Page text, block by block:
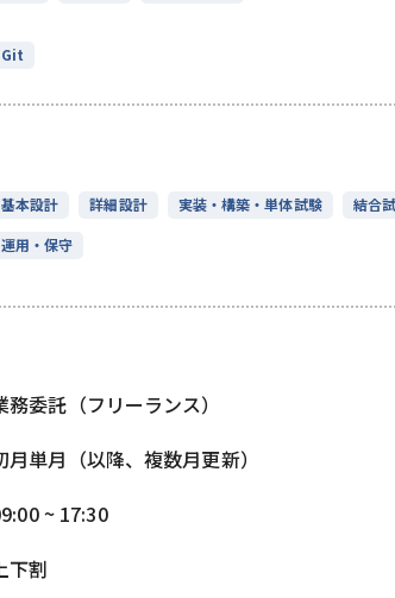
Git
基本設計 詳細設計 実装・構築・単体試験 結合
運用・保守
務委託（フリーランス）
月単月（以降、複数月更新）
~ 17:30
下割